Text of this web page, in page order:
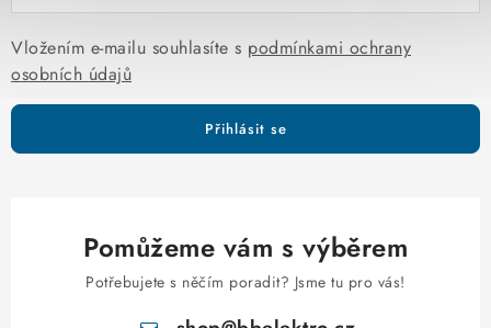
Vložením e-mailu souhlasíte s podmínkami ochrany
osobních údajů
Přihlásit se
Pomůžeme vám s výběrem
Potřebujete s něčím poradit? Jsme tu pro vás!